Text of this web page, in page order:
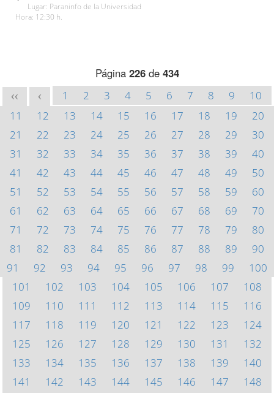
Lugar: Paraninfo de la Universidad
Hora: 12:30 h.
Página 226de 434
<< < 1 2 3 4 5 6 7 8 9
10
11
12 13 14 15 16 17 18 19
20
21
22 23 24 25 26 27 28 29
30
31
32 33 34 35 36 37 38 39
40
41
42 43 44 45 46 47 48 49
50
51
52 53 54 55 56 57 58 59
60
61
62 63 64 65 66 67 68 69
70
71
72 73 74 75 76 77 78 79
80
81
82 83 84 85 86 87 88 89
90
91
92 93 94 95 96 97 98 99
100
101
102 103 104 105 106 107
108
109
110 111 112 113 114 115
116
117
118 119 120 121 122 123
124
125
126 127 128 129 130 131
132
133
134 135 136 137 138 139
140
141
142 143 144 145 146 147
148